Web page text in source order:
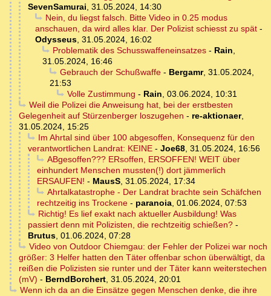
SevenSamurai, 31.05.2024, 14:30
Nein, du liegst falsch. Bitte Video in 0.25 modus
anschauen, da wird alles klar. Der Polizist schiesst zu spät -
Odysseus, 31.05.2024, 16:02
Problematik des Schusswaffeneinsatzes- Rain,
31.05.2024, 16:46
Gebrauch der Schußwaffe- Bergamr, 31.05.2024,
21:53
Volle Zustimmung - Rain, 03.06.2024, 10:31
Weil die Polizei die Anweisung hat, bei der erstbesten
Gelegenheit auf Stürzenberger loszugehen - re-aktionaer,
31.05.2024, 15:25
Im Ahrtal sind über 100 abgesoffen, Konsequenz für den
verantwortlichen Landrat: KEINE - Joe68, 31.05.2024, 16:56
ABgesoffen??? ERsoffen, ERSOFFEN! WEIT über
einhundert Menschen mussten(!) dort jämmerlich
ERSAUFEN! - MausS, 31.05.2024, 17:34
Ahrtalkatastrophe - Der Landrat brachte sein Schäfchen
rechtzeitig ins Trockene - paranoia, 01.06.2024, 07:53
Richtig! Es lief exakt nach aktueller Ausbildung! Was
passiert denn mit Polizisten, die rechtzeitig schießen? -
Brutus, 01.06.2024, 07:28
Video von Outdoor Chiemgau: der Fehler der Polizei war noch
größer: 3 Helfer hatten den Täter offenbar schon überwältigt, da
reißen die Polizisten sie runter und der Täter kann weiterstechen
(mV) - BerndBorchert, 31.05.2024, 20:01
Wenn ich da an die Einsätze gegen Menschen denke, die ihre